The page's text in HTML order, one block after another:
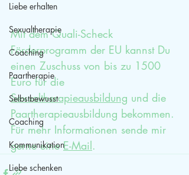
Liebe erhalten
Sexualtherapie
Coaching
Paartherapie
Selbstbewusst
Coaching
Kommunikation
Liebe schenken
Mit dem Quali-Scheck
Förderprogramm der EU kannst Du
einen Zuschuss von bis zu 1500
Euro für die
Sexualtherapieausbildung und die
Paartherapieausbildung bekommen.
Für mehr Informationen sende mir
gerne eine E-Mail.